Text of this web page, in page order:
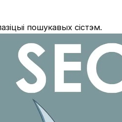
пошукавых сістэм.